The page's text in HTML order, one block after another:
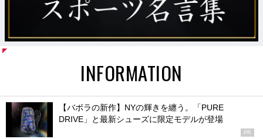
INFORMATION
【バボラの新作】NYの輝きを纏う。「PURE
DRIVE」と最新シューズに限定モデルが登場
PR